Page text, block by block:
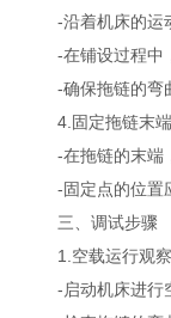
-沿着机床的运动
-在铺设过程中，
-确保拖链的弯曲
4.固定拖链末端
-在拖链的末端，
-固定点的位置应
三、调试步骤
1.空载运行观察
-启动机床进行空